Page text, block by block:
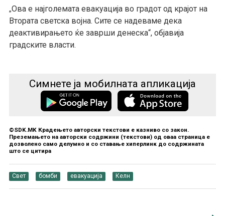
„Ова е најголемата евакуација во градот од крајот на
Втората светска војна. Сите се надеваме дека
деактивирањето ќе заврши денеска“, објавија
градските власти.
Симнете ја мобилната апликација
©SDK.MK Крадењето авторски текстови е казниво со закон.
Преземањето на авторски содржини (текстови) од оваа страница е
дозволено само делумно и со ставање хиперлинк до содржината
што се цитира
Свет бомби евакуација Келн